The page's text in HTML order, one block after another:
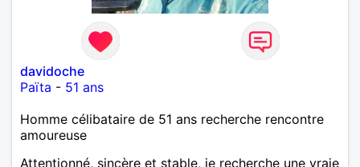
davidoche
Païta - 51 ans
Homme célibataire de 51 ans recherche rencontre
amoureuse
Attentionné, sincère et stable, je recherche une vraie